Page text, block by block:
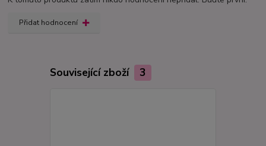
Přidat hodnocení
Související zboží 3